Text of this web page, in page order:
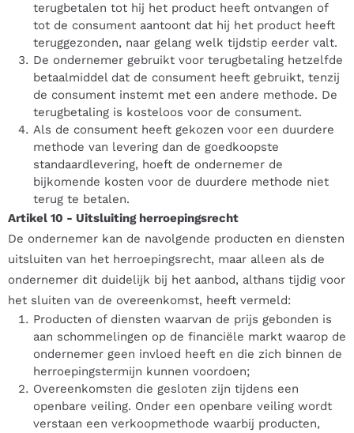
terugbetalen tot hij het product heeft ontvangen of
tot de consument aantoont dat hij het product heeft
teruggezonden, naar gelang welk tijdstip eerder valt.
De ondernemer gebruikt voor terugbetaling hetzelfde
betaalmiddel dat de consument heeft gebruikt, tenzij
de consument instemt met een andere methode. De
terugbetaling is kosteloos voor de consument.
Als de consument heeft gekozen voor een duurdere
methode van levering dan de goedkoopste
standaardlevering, hoeft de ondernemer de
bijkomende kosten voor de duurdere methode niet
terug te betalen.
Artikel 10 - Uitsluiting herroepingsrecht
De ondernemer kan de navolgende producten en diensten
uitsluiten van het herroepingsrecht, maar alleen als de
ondernemer dit duidelijk bij het aanbod, althans tijdig voor
het sluiten van de overeenkomst, heeft vermeld:
Producten of diensten waarvan de prijs gebonden is
aan schommelingen op de financiële markt waarop de
ondernemer geen invloed heeft en die zich binnen de
herroepingstermijn kunnen voordoen;
Overeenkomsten die gesloten zijn tijdens een
openbare veiling. Onder een openbare veiling wordt
verstaan een verkoopmethode waarbij producten,